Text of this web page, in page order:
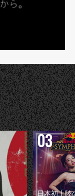
日本初上陸